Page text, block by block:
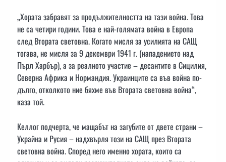
„Хората забравят за продължителността на тази война. Това
не са четири години. Това е най-голямата война в Европа
след Втората световна. Когато мисля за усилията на САЩ
тогава, не мисля за 9 декември 1941 г. (нападението над
Пърл Харбър), а за реалното участие – десантите в Сицилия,
Северна Африка и Нормандия. Украинците са във война по-
дълго, отколкото ние бяхме във Втората световна война“,
каза той.
Келлог подчерта, че мащабът на загубите от двете страни –
Украйна и Русия – надхвърля този на САЩ през Втората
световна война. Според него именно хората, които са